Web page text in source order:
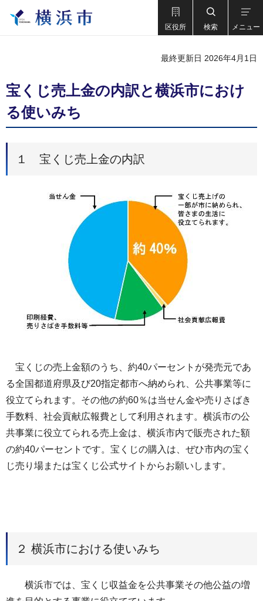
区役所 検索 メニュー
最終更新日 2026年4月1日
宝くじ売上金の内訳と横浜市におけ
る使いみち
１ 宝くじ売上金の内訳
宝くじの売上金額のうち、約40パーセントが発売元であ
る全国都道府県及び20指定都市へ納められ、公共事業等に
役立てられます。その他の約60％は当せん金や売りさばき
手数料、社会貢献広報費として利用されます。横浜市の公
共事業に役立てられる売上金は、横浜市内で販売された額
の約40パーセントです。宝くじの購入は、ぜひ市内の宝く
じ売り場または宝くじ公式サイトからお願いします。
２ 横浜市における使いみち
横浜市では、宝くじ収益金を公共事業その他公益の増